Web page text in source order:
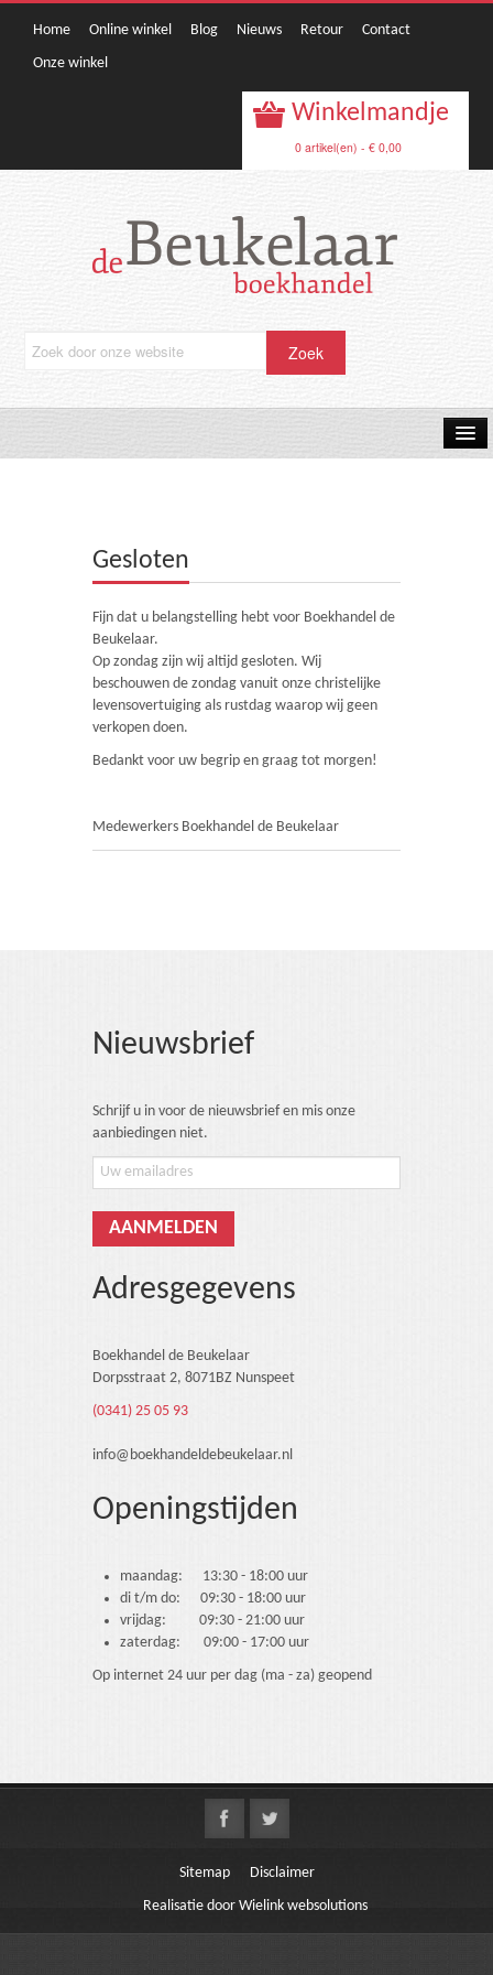
Home Online winkel Blog Nieuws Retour
Contact
Onze winkel
Winkelmandje
0 artikel(en) - € 0,00
Ethiek en Pastoraal
Kinderen en Jeugd
Gesloten
Fijn dat u belangstelling hebt voor Boekhandel de
Beukelaar.
Op zondag zijn wij altijd gesloten. Wij
beschouwen de zondag vanuit onze christelijke
levensovertuiging als rustdag waarop wij geen
verkopen doen.
Bedankt voor uw begrip en graag tot morgen!
Medewerkers Boekhandel de Beukelaar
Nieuwsbrief
Schrijf u in voor de nieuwsbrief en mis onze
aanbiedingen niet.
Adresgegevens
Boekhandel de Beukelaar
Dorpsstraat 2, 8071BZ Nunspeet
(0341) 25 05 93
info@boekhandeldebeukelaar.nl
Openingstijden
maandag: 13:30 - 18:00 uur
di t/m do: 09:30 - 18:00 uur
vrijdag: 09:30 - 21:00 uur
zaterdag: 09:00 - 17:00 uur
Op internet 24 uur per dag (ma - za) geopend
Sitemap
Disclaimer
Realisatie door Wielink websolutions